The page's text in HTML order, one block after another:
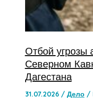
Отбой угрозы
Северном
Дагестана
31.07.2026 / Дело /